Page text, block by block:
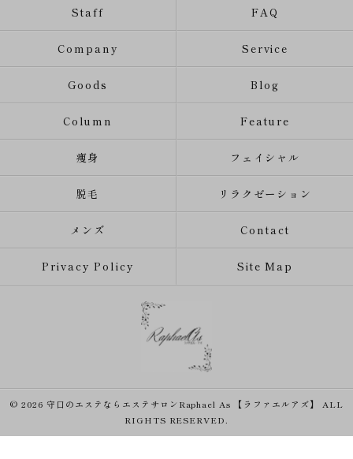
Staff FAQ
Company Service
Goods Blog
Column Feature
痩身 フェイシャル
脱毛 リラクゼーション
メンズ Contact
Privacy Policy Site Map
© 2026 守口のエステならエステサロンRaphael As 【ラファエルアズ】 ALL
RIGHTS RESERVED.